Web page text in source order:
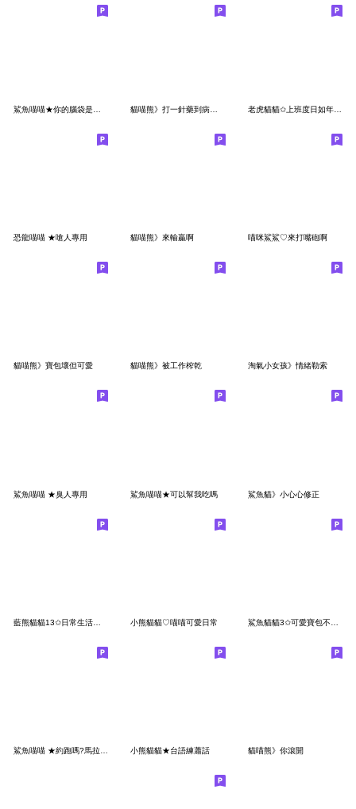
老虎貓貓✩上班度日如年的日子✩(修正)
恐龍喵喵 ★嗆人專用 貓喵熊》來輸贏啊 喵咪鯊鯊♡來打嘴砲啊
貓喵熊》寶包壞但可愛 貓喵熊》被工作榨乾 淘氣小女孩》情緒勒索
鯊魚喵喵 ★臭人專用 鯊魚喵喵★可以幫我吃嗎 鯊魚貓》小心心修正
小熊貓貓♡喵喵可愛日常
鯊魚喵喵 ★約跑嗎?馬拉松那種 小熊貓貓★台語練蕭話 貓喵熊》你滾開